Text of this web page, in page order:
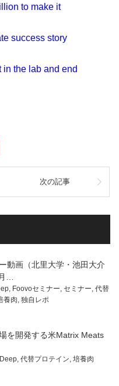
to make it
success story
the lab and end
次の記事
動画（北里大学・池田大介
…
Foovoセミナー セミナー 代替
養肉 独自レポ
を開発する米Matrix Meats
代替プロテイン 培養肉